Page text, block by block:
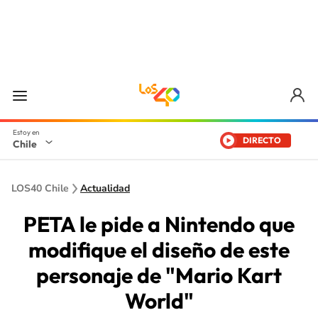
Chile DIRECTO
LOS40 Chile Actualidad
PETA le pide a Nintendo que
modifique el diseño de este
personaje de "Mario Kart
World"